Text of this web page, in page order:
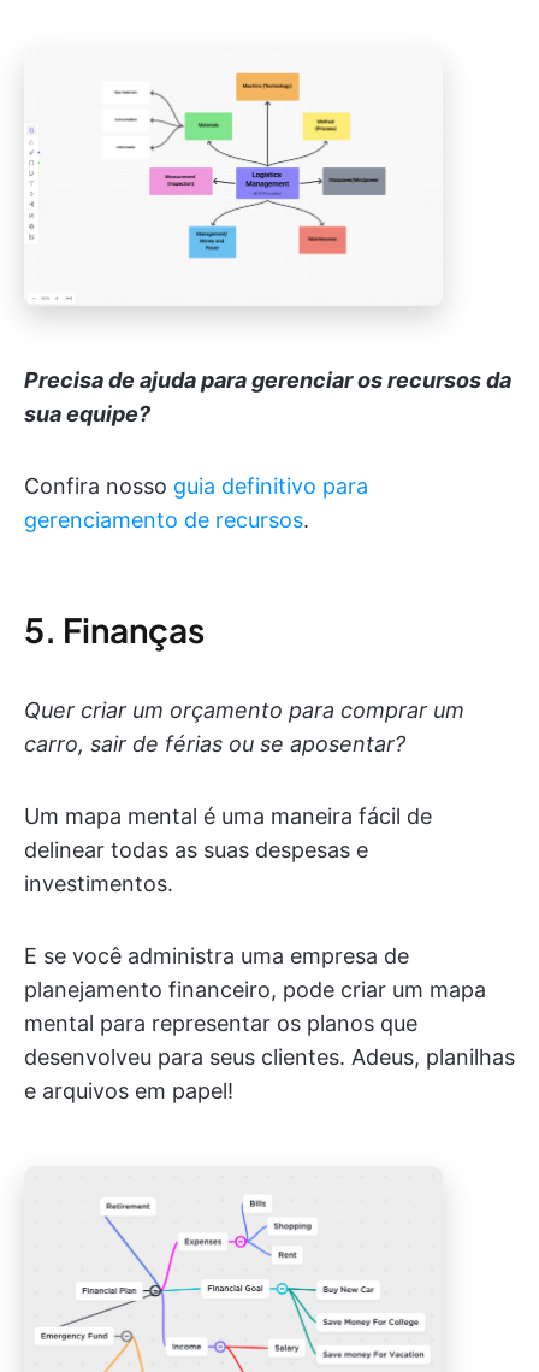
Precisa de ajuda para gerenciar os recursos da
sua equipe?
Confira nosso guia definitivo para
gerenciamento de recursos.
5. Finanças
Quer criar um orçamento para comprar um
carro, sair de férias ou se aposentar?
Um mapa mental é uma maneira fácil de
delinear todas as suas despesas e
investimentos.
E se você administra uma empresa de
planejamento financeiro, pode criar um mapa
mental para representar os planos que
desenvolveu para seus clientes. Adeus, planilhas
e arquivos em papel!